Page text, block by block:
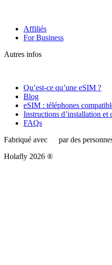
Affiliés
For Business
Autres infos
Qu’est-ce qu’une eSIM ?
Blog
eSIM : téléphones
Instructions d’installation et
FAQs
Fabriqué avec
par des
Holafly 2026 ®